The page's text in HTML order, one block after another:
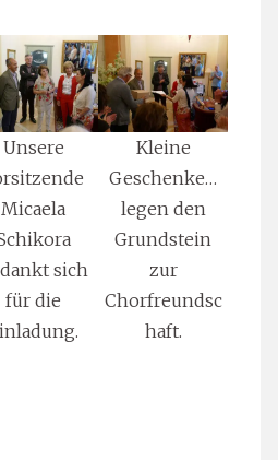
Unsere
Micaela
sich
für die
Kleine
Geschenke…
legen den
Grundstein
zur
Chorfreundsc
haft.